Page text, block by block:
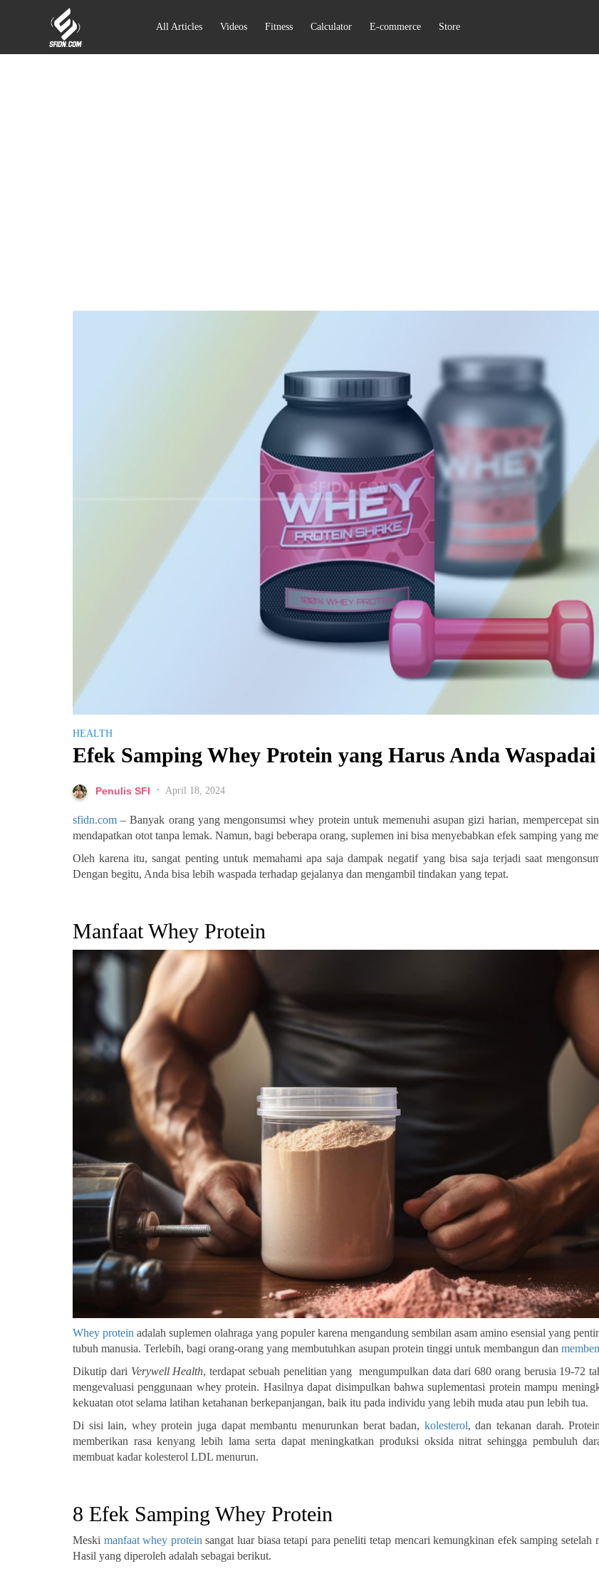
All Articles Videos Fitness Calculator E-commerce Store
HEALTH
Efek Samping Whey Protein yang Harus Anda Waspadai
Penulis SFI • April 18, 2024
sfidn.com – Banyak orang yang mengonsumsi whey protein untuk memenuhi asupan gizi harian, mempercepat
mendapatkan otot tanpa lemak. Namun, bagi beberapa orang, suplemen ini bisa menyebabkan efek samping yang
Oleh karena itu, sangat penting untuk memahami apa saja dampak negatif yang bisa saja terjadi saat
Dengan begitu, Anda bisa lebih waspada terhadap gejalanya dan mengambil tindakan yang tepat.
Manfaat Whey Protein
Whey protein adalah suplemen olahraga yang populer karena mengandung sembilan asam amino esensial yang
tubuh manusia. Terlebih, bagi orang-orang yang membutuhkan asupan protein tinggi untuk membangun dan
Dikutip dari Verywell Health, terdapat sebuah penelitian yang mengumpulkan data dari 680 orang berusia 19-72
mengevaluasi penggunaan whey protein. Hasilnya dapat disimpulkan bahwa suplementasi protein mampu
kekuatan otot selama latihan ketahanan berkepanjangan, baik itu pada individu yang lebih muda atau pun lebih tua.
Di sisi lain, whey protein juga dapat membantu menurunkan berat badan, kolesterol, dan tekanan darah.
memberikan rasa kenyang lebih lama serta dapat meningkatkan produksi oksida nitrat sehingga pembuluh
membuat kadar kolesterol LDL menurun.
8 Efek Samping Whey Protein
Meski manfaat whey protein sangat luar biasa tetapi para peneliti tetap mencari kemungkinan efek samping setelah
Hasil yang diperoleh adalah sebagai berikut.